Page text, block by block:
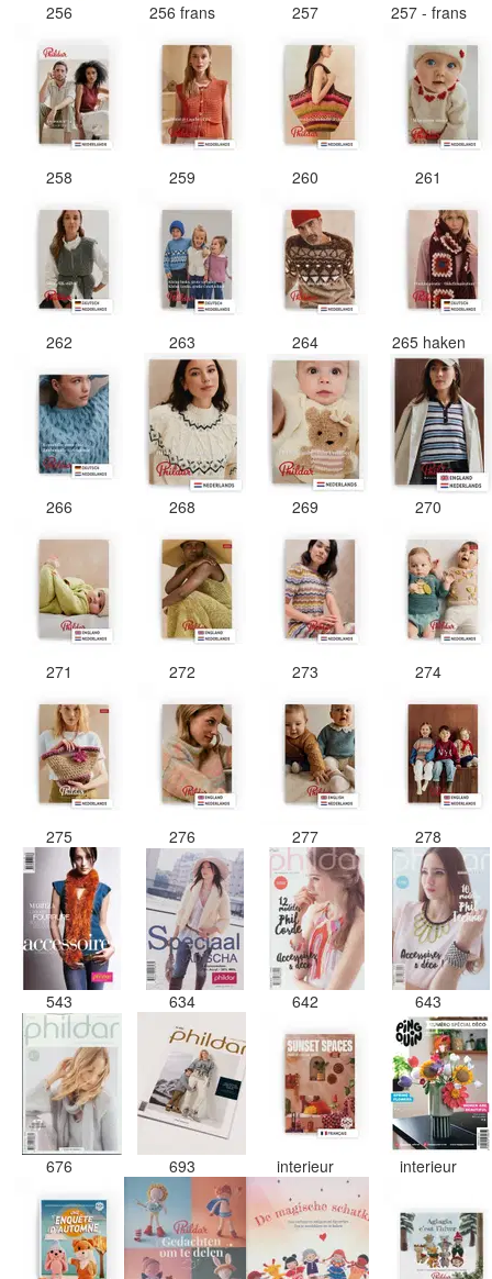
256 256 frans 257 257 - frans
258 259 260 261
262 263 264 265 haken
266 268 269 270
271 272 273 274
275 276 277 278
543 634 642 643
676 693 interieur interieur